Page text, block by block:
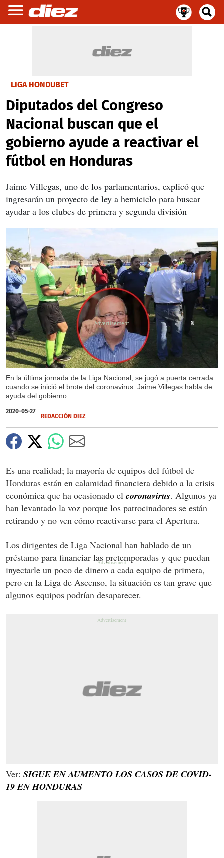
LIGA HONDUBET
Diputados del Congreso
Nacional buscan que el
gobierno ayude a reactivar el
fútbol en Honduras
Jaime Villegas, uno de los parlamentarios, explicó que
ingresarán un proyecto de ley a hemiciclo para buscar
ayudar a los clubes de primera y segunda división
En la última jornada de la Liga Nacional, se jugó a puerta cerrada
cuando se inició el brote del coronavirus. Jaime Villegas habla de
ayuda del gobierno.
X
X
2020-05-27
REDACCIÓN DIEZ
Es una realidad; la mayoría de equipos del fútbol de
Honduras están en calamidad financiera debido a la crisis
económica que ha ocasionado el coronavirus. Algunos ya
han levantado la voz porque los patrocinadores se están
retirando y no ven cómo reactivarse para el Apertura.
Los dirigentes de Liga Nacional han hablado de un
préstamo para financiar las pretemporadas y que puedan
inyectarle un poco de dinero a cada equipo de primera,
pero en la Liga de Ascenso, la situación es tan grave que
algunos equipos podrían desaparecer.
Ver: SIGUE EN AUMENTO LOS CASOS DE COVID-
19 EN HONDURAS